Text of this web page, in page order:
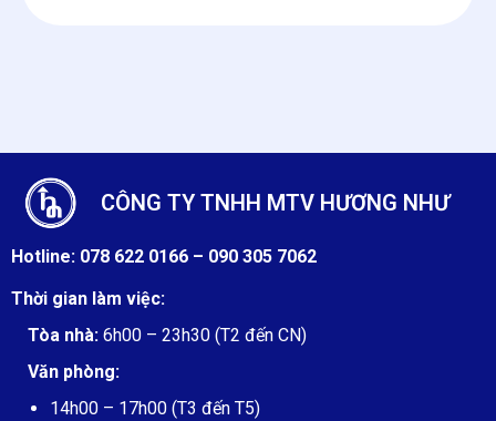
CÔNG TY TNHH MTV HƯƠNG NHƯ
Hotline: 078 622 0166 – 090 305 7062
Thời gian làm việc:
Tòa nhà: 6h00 – 23h30 (T2 đến CN)
Văn phòng:
14h00 – 17h00 (T3 đến T5)